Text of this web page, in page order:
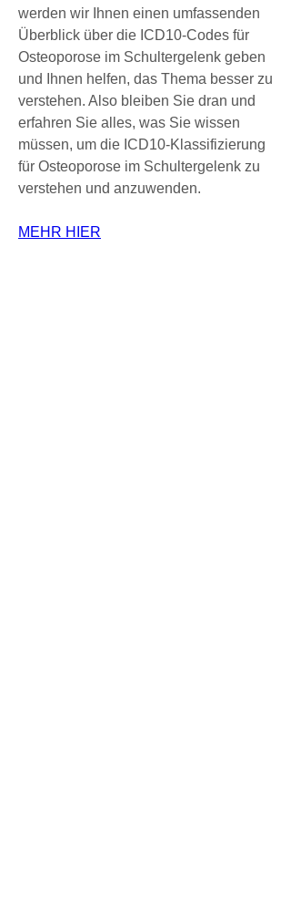
werden wir Ihnen einen umfassenden
Überblick über die ICD10-Codes für
Osteoporose im Schultergelenk geben
und Ihnen helfen, das Thema besser zu
verstehen. Also bleiben Sie dran und
erfahren Sie alles, was Sie wissen
müssen, um die ICD10-Klassifizierung
für Osteoporose im Schultergelenk zu
verstehen und anzuwenden.
MEHR HIER